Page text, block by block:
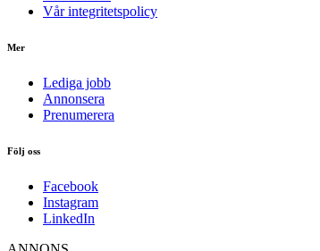
Vår integritetspolicy
Mer
Lediga jobb
Annonsera
Prenumerera
Följ oss
Facebook
Instagram
LinkedIn